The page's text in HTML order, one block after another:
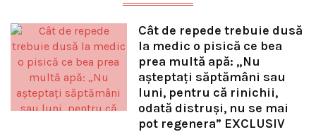
Cât de repede trebuie dusă
la medic o pisică ce bea
prea multă apă: „Nu
așteptați săptămâni sau
luni, pentru că rinichii,
odată distruși, nu se mai
pot regenera” EXCLUSIV